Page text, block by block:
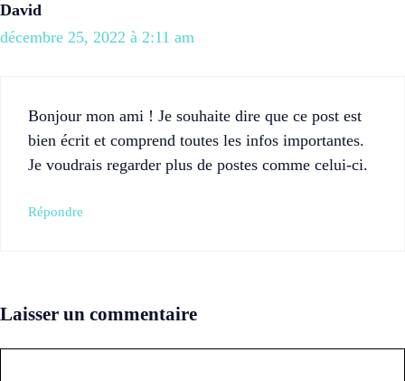
David
décembre 25, 2022 à 2:11 am
Bonjour mon ami ! Je souhaite dire que ce post est
bien écrit et comprend toutes les infos importantes.
Je voudrais regarder plus de postes comme celui-ci.
Répondre
Laisser un commentaire